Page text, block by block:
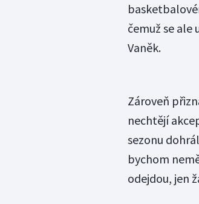
čemuž se ale
Vaněk.
Zároveň
nechtějí
sezonu
bychom
odejdou, jen